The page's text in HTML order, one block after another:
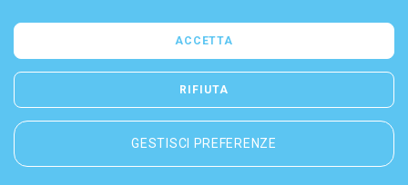
FAQ
Contatti
Cookie policy-Privacy policy-Sitemap-Dichiarazione di accessibilità
GESTISCI PREFERENZE
ACCETTA
RIFIUTA